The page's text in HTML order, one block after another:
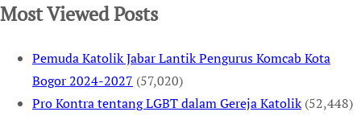
Most Viewed Posts
Pemuda Katolik Jabar Lantik Pengurus Komcab Kota
Bogor 2024-2027 (57,020)
Pro Kontra tentang LGBT dalam Gereja Katolik (52,448)